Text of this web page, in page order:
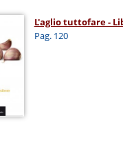
L'aglio tuttofare -
Pag. 120